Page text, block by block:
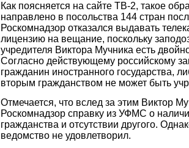
Как поясняется на сайте ТВ-2, такое
направлено в посольства 144 стран
Роскомнадзор отказался выдавать
лицензию на вещание, поскольку
учредителя Виктора Мучника есть
Согласно действующему российскому
гражданин иностранного государства,
вторым гражданством не может быть
Отмечается, что вслед за этим Виктор
Роскомнадзор справку из УФМС о
гражданства и отсутствии другого.
ведомство не удовлетворил.